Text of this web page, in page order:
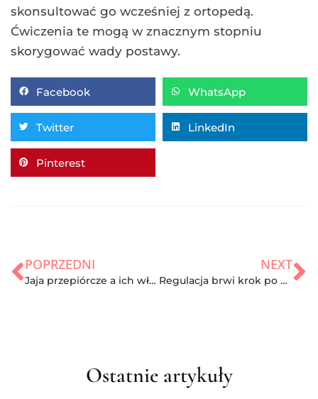
skonsultować go wcześniej z ortopedą.
Ćwiczenia te mogą w znacznym stopniu
skorygować wady postawy.
Facebook WhatsApp
Twitter LinkedIn
Pinterest
POPRZEDNI
Jaja przepiórcze a ich właściwości
NEXT
Regulacja brwi krok po kroku
Ostatnie artykuły